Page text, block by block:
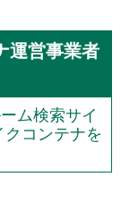
運営事業者
ム検索サイ
クコンテナを